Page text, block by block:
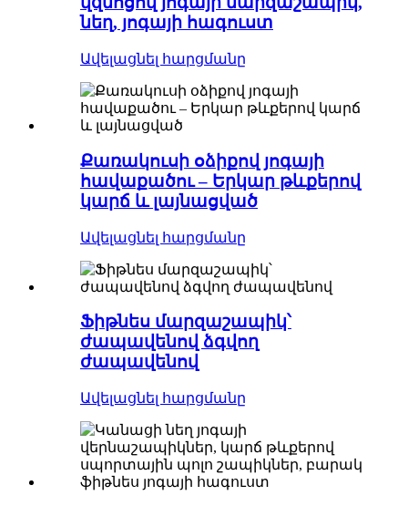
նեղ, յոգայի հագուստ
Ավելացնել հարցմանը
Քառակուսի օձիքով յոգայի
հավաքածու – Երկար թևքերով
կարճ և լայնացված
Ավելացնել հարցմանը
Ֆիթնես մարզաշապիկ՝
ժապավենով ձգվող
ժապավենով
Ավելացնել հարցմանը